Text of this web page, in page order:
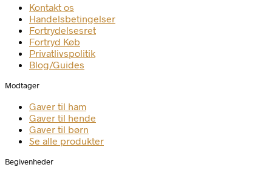
Kontakt os
Handelsbetingelser
Fortrydelsesret
Fortryd Køb
Privatlivspolitik
Blog/Guides
Modtager
Gaver til ham
Gaver til hende
Gaver til børn
Se alle produkter
Begivenheder